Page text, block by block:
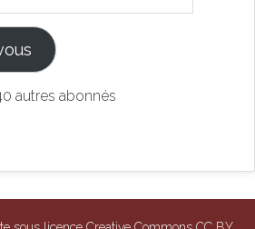
autres abonnés